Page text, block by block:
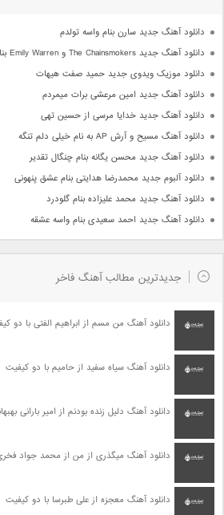
دانلود آهنگ جدید سارن بنام واسه تولدم
دانلود آهنگ جدید The Chainsmokers و Emily Warren بنام Side Effects
دانلود موزیک ویدوی جدید حمید صفت هیهات
دانلود آهنگ جدید امین مرعشی برات میمردم
دانلود آهنگ جدید خدایا مرسی از حسین تهی
دانلود آهنگ مسیح و آرش AP به نام خیلی دلم تنگه
دانلود آهنگ جدید محسن یگانه بنام چنگال تقدیر
دانلود آلبوم جدید محمدرضا هدایتی بنام عشق پنهونی
دانلود آهنگ جدید محمد علیزاده بنام گلودرد
دانلود آهنگ جدید احمد سعیدی بنام واسه عشقه
جدیدترین مطالب آهنگ فاخر
دانلود آهنگ من مسم از ابراهیم الفتی با دو
دانلود آهنگ سیاه سفید از حامیم با دو کیفیت
دانلود آهنگ دلیل زنده بودنم از امیر بارانی
دانلود آهنگ میگذری از من از محمد جواد
دانلود آهنگ معجزه از علی طبرسا با دو کیفیت